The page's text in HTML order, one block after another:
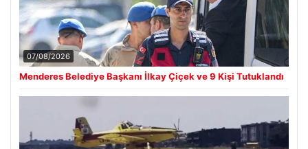
07/08/2026
Menderes Belediye Başkanı İlkay Çiçek ve 9 Kişi Tutuklandı